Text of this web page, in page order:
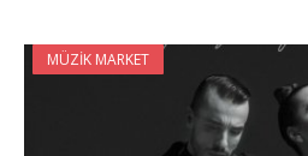
MÜZIK MARKET